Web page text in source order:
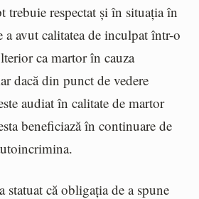
trebuie respectat și în situația în
a avut calitatea de inculpat într-o
ca martor în cauza
dacă din punct de vedere
audiat în calitate de martor
beneficiază în continuare de
că obligația de a spune